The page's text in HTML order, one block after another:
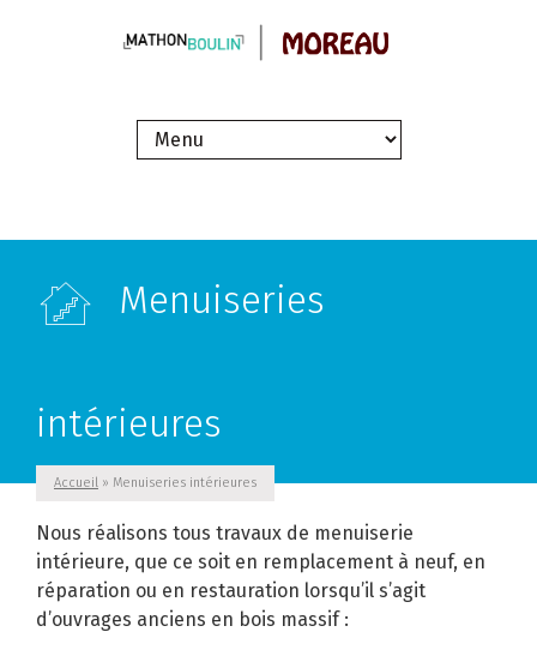
Menuiseries
intérieures
Accueil » Menuiseries intérieures
Nous réalisons tous travaux de menuiserie
intérieure, que ce soit en remplacement à neuf, en
réparation ou en restauration lorsqu’il s’agit
d’ouvrages anciens en bois massif :